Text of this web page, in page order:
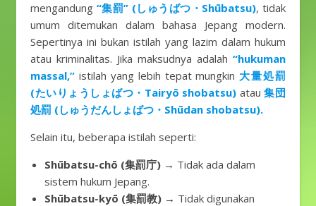
mengandung “集罰” (しゅうばつ・Shūbatsu), tidak
umum ditemukan dalam bahasa Jepang modern.
Sepertinya ini bukan istilah yang lazim dalam hukum
atau kriminalitas. Jika maksudnya adalah “hukuman
massal,” istilah yang lebih tepat mungkin 大量処罰
(たいりょうしょばつ・Tairyō shobatsu) atau集団
処罰 (しゅうだんしょばつ・Shūdan shobatsu).
Selain itu, beberapa istilah seperti:
Shūbatsu-chō (集罰庁) → Tidak ada dalam
sistem hukum Jepang.
Shūbatsu-kyō (集罰教) → Tidak digunakan